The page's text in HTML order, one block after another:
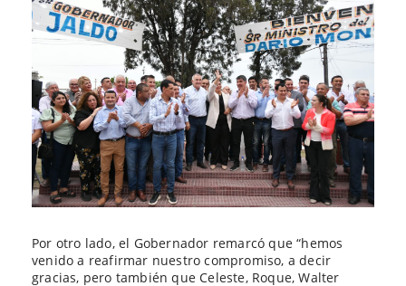
Por otro lado, el Gobernador remarcó que “hemos
venido a reafirmar nuestro compromiso, a decir
gracias, pero también que Celeste, Roque, Walter